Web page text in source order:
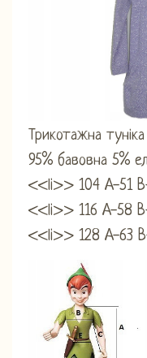
Трикотажна
95% бавовна 5%
<<li>> 104 A-51
<<li>> 116 A-58
<<li>> 128 A-63